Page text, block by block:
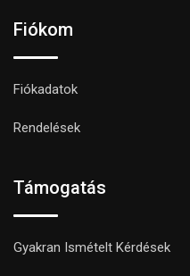
Fiókom
Fiókadatok
Rendelések
Támogatás
Gyakran Ismételt Kérdések